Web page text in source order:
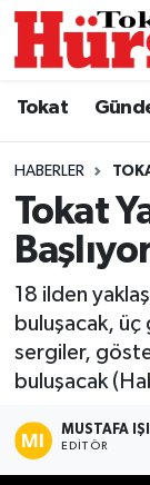
Tokat
HABERLER
Tokat
18 ilden
buluşacak,
sergiler,
buluşacak
MUSTAFA
EDITÖR
Türkiye
Gündem
Asayiş
Spor
Politika
Tokat
Eğitim
Hava
Tokat
Trafik
Süper
Tüm
Son
Haber